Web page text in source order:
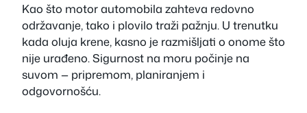
Kao što motor automobila zahteva redovno
održavanje, tako i plovilo traži pažnju. U trenutku
kada oluja krene, kasno je razmišljati o onome što
nije urađeno. Sigurnost na moru počinje na
suvom — pripremom, planiranjem i
odgovornošću.